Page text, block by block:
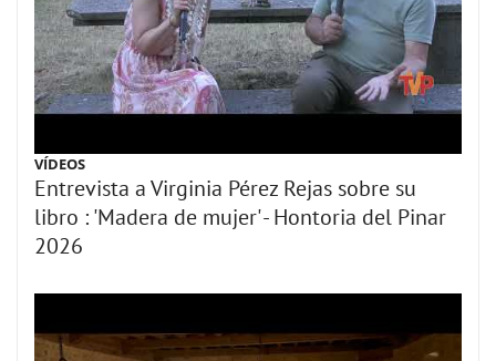
VÍDEOS
Entrevista a Virginia Pérez Rejas sobre su
libro : 'Madera de mujer' - Hontoria del Pinar
2026